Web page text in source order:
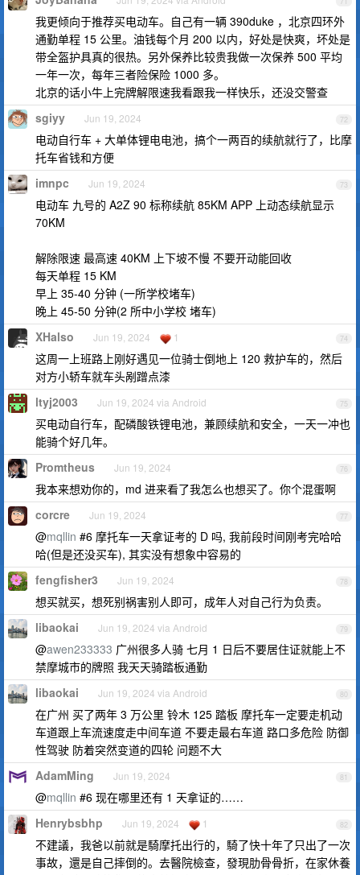
我更倾向于推荐买电动车。自己有一辆 390duke ，北京四环外
通勤单程 15 公里。油钱每个月 200 以内，好处是快爽，坏处是
带全盔护具真的很热。另外保养比较贵我做一次保养 500 平均
一年一次，每年三者险保险 1000 多。
北京的话小牛上完牌解限速我看跟我一样快乐，还没交警查
72
sgiyy Jun 19, 2024
电动自行车 + 大单体锂电电池，搞个一两百的续航就行了，比摩
托车省钱和方便
73
imnpc Jun 19, 2024
电动车 九号的 A2Z 90 标称续航 85KM APP 上动态续航显示
70KM
解除限速 最高速 40KM 上下坡不慢 不要开动能回收
每天单程 15 KM
早上 35-40 分钟 (一所学校堵车)
晚上 45-50 分钟(2 所中小学校 堵车)
74
XHalso Jun 19, 2024 1
这周一上班路上刚好遇见一位骑士倒地上 120 救护车的，然后
对方小轿车就车头剐蹭点漆
75
ltyj2003 Jun 19, 2024 via Android
买电动自行车，配磷酸铁锂电池，兼顾续航和安全，一天一冲也
能骑个好几年。
76
Promtheus Jun 19, 2024
我本来想劝你的，md 进来看了我怎么也想买了。你个混蛋啊
77
corcre Jun 19, 2024
@mqllin #6 摩托车一天拿证考的 D 吗, 我前段时间刚考完哈哈
哈(但是还没买车), 其实没有想象中容易的
78
fengfisher3 Jun 19, 2024
想买就买，想死别祸害别人即可，成年人对自己行为负责。
79
libaokai Jun 19, 2024 via Android
@awen233333 广州很多人骑 七月 1 日后不要居住证就能上不
禁摩城市的牌照 我天天骑踏板通勤
80
libaokai Jun 19, 2024 via Android
在广州 买了两年 3 万公里 铃木 125 踏板 摩托车一定要走机动
车道跟上车流速度走中间车道 不要走最右车道 路口多危险 防御
性驾驶 防着突然变道的四轮 问题不大
81
AdamMing Jun 19, 2024
@mqllin #6 现在哪里还有 1 天拿证的……
82
Henrybsbhp Jun 19, 2024 1
不建議，我爸以前就是騎摩托出行的，騎了快十年了只出了一次
事故，還是自己摔倒的。去醫院檢查，發現肋骨骨折，在家休養